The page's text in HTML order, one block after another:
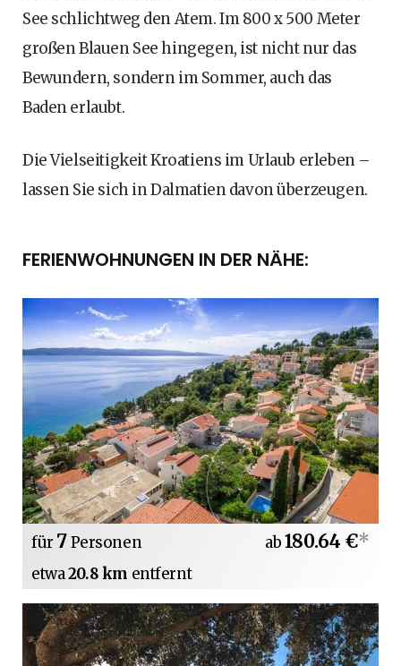
See schlichtweg den Atem. Im 800 x 500 Meter
großen Blauen See hingegen, ist nicht nur das
Bewundern, sondern im Sommer, auch das
Baden erlaubt.
Die Vielseitigkeit Kroatiens im Urlaub erleben –
lassen Sie sich in Dalmatien davon überzeugen.
FERIENWOHNUNGEN IN DER NÄHE:
für 7Personen
etwa20.8 km entfernt
ab180.64 €*